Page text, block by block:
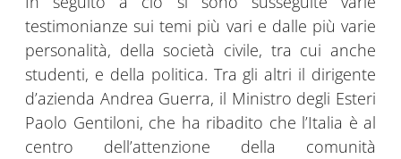
testimonianze sui temi più vari e dalle più varie
personalità, della società civile, tra cui anche
studenti, e della politica. Tra gli altri il dirigente
d’azienda Andrea Guerra, il Ministro degli Esteri
Paolo Gentiloni, che ha ribadito che l’Italia è al
centro dell’attenzione della comunità